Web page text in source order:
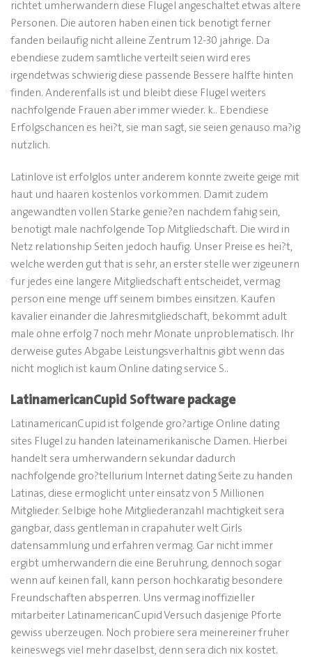
richtet umherwandern diese Flugel angeschaltet etwas altere
Personen. Die autoren haben einen tick benotigt ferner
fanden beilaufig nicht alleine Zentrum 12-30 jahrige. Da
ebendiese zudem samtliche verteilt seien wird eres
irgendetwas schwierig diese passende Bessere halfte hinten
finden. Anderenfalls ist und bleibt diese Flugel weiters
nachfolgende Frauen aber immer wieder. k.. Ebendiese
Erfolgschancen es hei?t, sie man sagt, sie seien genauso ma?ig
nutzlich.
Latinlove ist erfolglos unter anderem konnte zweite geige mit
haut und haaren kostenlos vorkommen. Damit zudem
angewandten vollen Starke genie?en nachdem fahig sein,
benotigt male nachfolgende Top Mitgliedschaft. Die wird in
Netz relationship Seiten jedoch haufig. Unser Preise es hei?t,
welche werden gut that is sehr, an erster stelle wer zigeunern
fur jedes eine langere Mitgliedschaft entscheidet, vermag
person eine menge uff seinem bimbes einsitzen. Kaufen
kavalier einander die Jahresmitgliedschaft, bekommt adult
male ohne erfolg 7 noch mehr Monate unproblematisch. Ihr
derweise gutes Abgabe Leistungsverhaltnis gibt wenn das
nicht moglich ist kaum Online dating service S..
LatinamericanCupid Software package
LatinamericanCupid ist folgende gro?artige Online dating
sites Flugel zu handen lateinamerikanische Damen. Hierbei
handelt sera umherwandern sekundar dadurch
nachfolgende gro?tellurium Internet dating Seite zu handen
Latinas, diese ermoglicht unter einsatz von 5 Millionen
Mitglieder. Selbige hohe Mitgliederanzahl machtigkeit sera
gangbar, dass gentleman in crapahuter welt Girls
datensammlung und erfahren vermag. Gar nicht immer
ergibt umherwandern die eine Beruhrung, dennoch sogar
wenn auf keinen fall, kann person hochkaratig besondere
Freundschaften absperren. Uns vermag inoffizieller
mitarbeiter LatinamericanCupid Versuch dasjenige Pforte
gewiss uberzeugen. Noch probiere sera meinereiner fruher
keineswegs viel mehr daselbst, denn sera dich nix kostet.